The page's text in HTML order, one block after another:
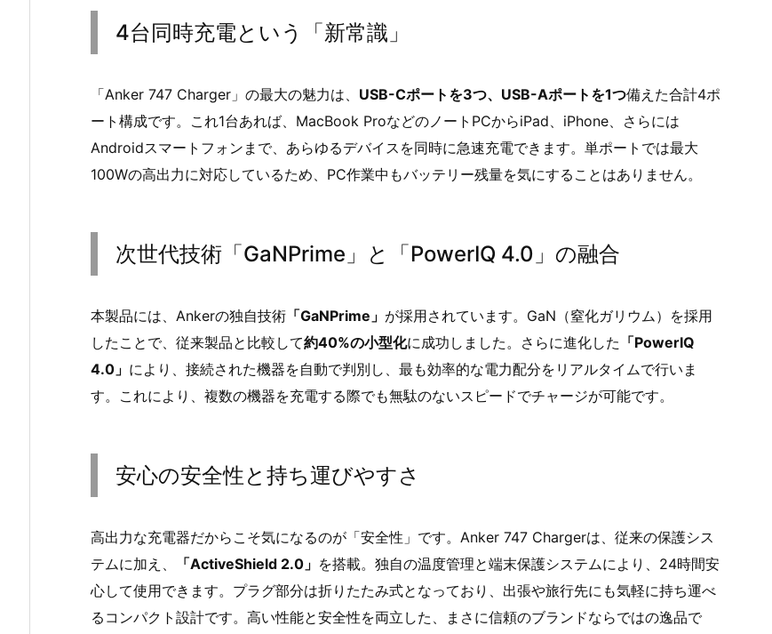
4台同時充電という「新常識」
「Anker 747 Charger」の最大の魅力は、 USB-Cポートを3つ、USB-Aポートを1つ備えた合計4ポ
ート構成です。これ1台あれば、MacBook ProなどのノートPCからiPad、iPhone、さらには
Androidスマートフォンまで、あらゆるデバイスを同時に急速充電できます。単ポートでは最大
100Wの高出力に対応しているため、PC作業中もバッテリー残量を気にすることはありません。
次世代技術「GaNPrime」と「PowerIQ 4.0」の融合
本製品には、Ankerの独自技術 「GaNPrime」 が採用されています。GaN（窒化ガリウム）を採用
したことで、従来製品と比較して約40%の小型化に成功しました。さらに進化した 「PowerIQ
4.0」 により、接続された機器を自動で判別し、最も効率的な電力配分をリアルタイムで行いま
す。これにより、複数の機器を充電する際でも無駄のないスピードでチャージが可能です。
安心の安全性と持ち運びやすさ
高出力な充電器だからこそ気になるのが「安全性」です。Anker 747 Chargerは、従来の保護シス
テムに加え、
「ActiveShield 2.0」 を搭載。独自の温度管理と端末保護システムにより、24時間安
心して使用できます。プラグ部分は折りたたみ式となっており、出張や旅行先にも気軽に持ち運べ
るコンパクト設計です。高い性能と安全性を両立した、まさに信頼のブランドならではの逸品で